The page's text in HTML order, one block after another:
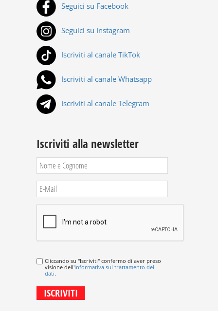
Seguici su Facebook
Seguici su Instagram
Iscriviti al canale TikTok
Iscriviti al canale Whatsapp
Iscriviti al canale Telegram
Iscriviti alla newsletter
Cliccando su "Iscriviti" confermo di aver preso
visione dell'informativa sul trattamento dei
dati.